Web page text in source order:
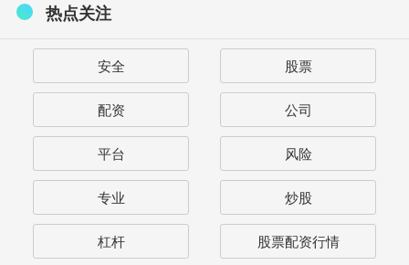
热点关注
安全 股票
配资 公司
平台 风险
专业 炒股
杠杆 股票配资行情